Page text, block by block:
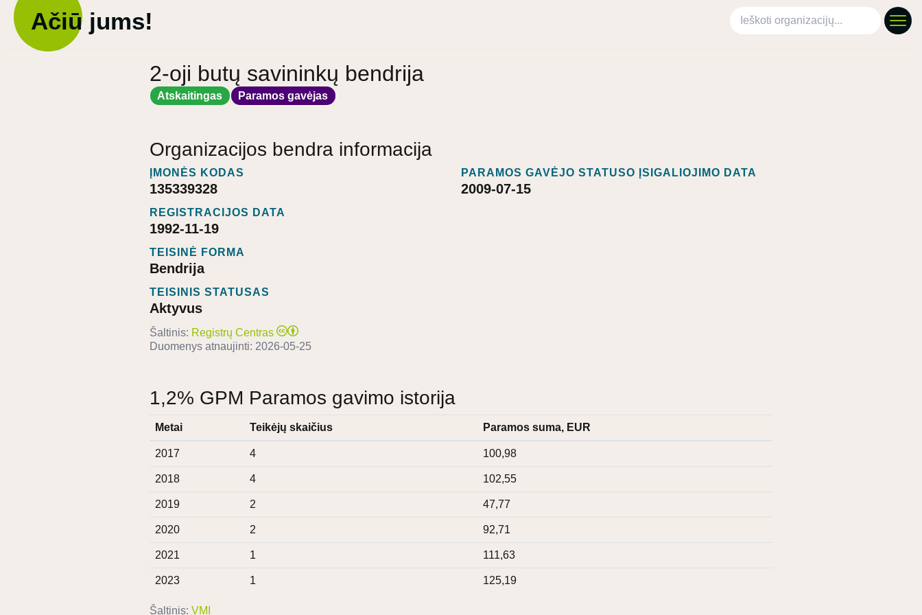
Ačiū jums! Ieškoti organizacijų
2-oji butų savininkų bendrija
Atskaitingas Paramos gavėjas
Organizacijos bendra informacija
ĮMONĖS KODAS
135339328
REGISTRACIJOS DATA
1992-11-19
TEISINĖ FORMA
Bendrija
TEISINIS STATUSAS
Aktyvus
PARAMOS GAVĖJO STATUSO ĮSIGALIOJIMO DATA
2009-07-15
Šaltinis: Registrų Centras
Duomenys atnaujinti: 2026-05-25
1,2% GPM Paramos gavimo istorija
Metai Teikėjų skaičius Paramos suma, EUR
2017 4 100,98
2018 4 102,55
2019 2 47,77
2020 2 92,71
2021 1 111,63
2023 1 125,19
Šaltinis: VMI